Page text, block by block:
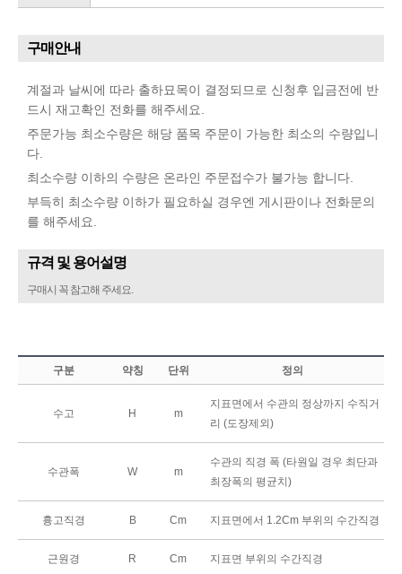
구매안내
계절과 날씨에 따라 출하묘목이 결정되므로 신청후 입금전에 반
드시 재고확인 전화를 해주세요.
주문가능 최소수량은 해당 품목 주문이 가능한 최소의 수량입니
다.
최소수량 이하의 수량은 온라인 주문접수가 불가능 합니다.
부득히 최소수량 이하가 필요하실 경우엔 게시판이나 전화문의
를 해주세요.
규격 및 용어설명
구매시 꼭 참고해 주세요.
구분 약칭 단위 정의
수고 H m
지표면에서 수관의 정상까지 수직거
리 (도장제외)
수관폭 W m
수관의 직경 폭 (타원일 경우 최단과
최장폭의 평균치)
흉고직경 B Cm 지표면에서 1.2Cm 부위의 수간직경
근원경 R Cm 지표면 부위의 수간직경